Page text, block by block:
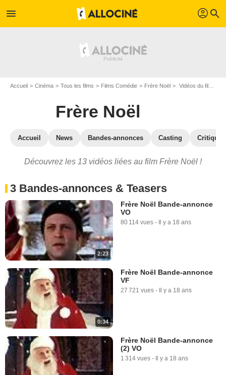
menu profil search
Accueil Cinéma Tous les films Films Comédie Frère Noël Vidéos du film Frère Noël
Frère Noël
Accueil News Bandes-annonces Casting
Découvrez les 13 vidéos liées au film Frère Noël !
3 Bandes-annonces & Teasers
2:23
Frère Noël Bande-annonce
VO
80 114 vues - Il y a 18 ans
0:34
Frère Noël Bande-annonce
VF
27 721 vues - Il y a 18 ans
Frère Noël Bande-annonce
(2) VO
1 314 vues - Il y a 18 ans